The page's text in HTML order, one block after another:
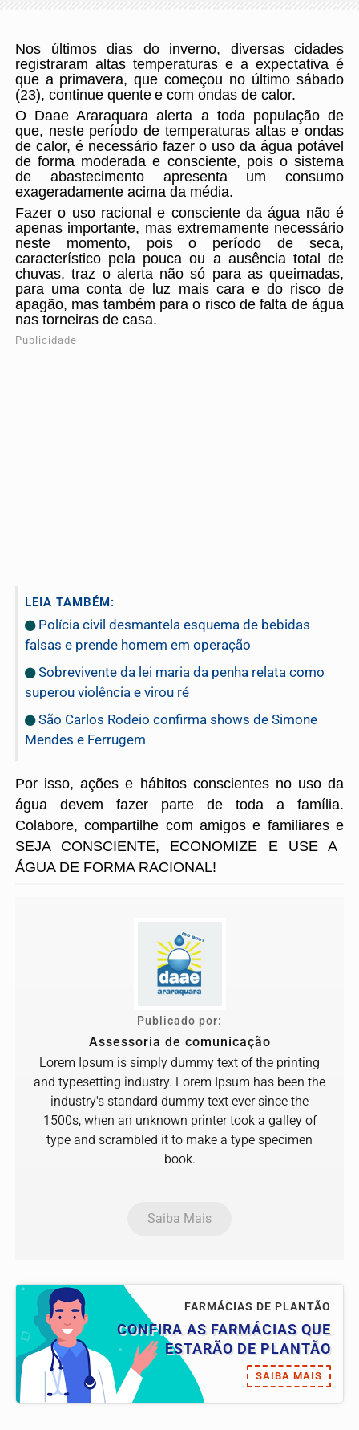
Nos últimos dias do inverno, diversas cidades
registraram altas temperaturas e a expectativa é
que a primavera, que começou no último sábado
(23), continue quente e com ondas de calor.
O Daae Araraquara alerta a toda população de
que, neste período de temperaturas altas e ondas
de calor, é necessário fazer o uso da água potável
de forma moderada e consciente, pois o sistema
de abastecimento apresenta um consumo
exageradamente acima da média.
Fazer o uso racional e consciente da água não é
apenas importante, mas extremamente necessário
neste momento, pois o período de seca,
característico pela pouca ou a ausência total de
chuvas, traz o alerta não só para as queimadas,
para uma conta de luz mais cara e do risco de
apagão, mas também para o risco de falta de água
nas torneiras de casa.
Publicidade
LEIA TAMBÉM:
Polícia civil desmantela esquema de bebidas
falsas e prende homem em operação
Sobrevivente da lei maria da penha relata como
superou violência e virou ré
São Carlos Rodeio confirma shows de Simone
Mendes e Ferrugem
Por isso, ações e hábitos conscientes no uso da
água devem fazer parte de toda a família.
Colabore, compartilhe com amigos e familiares e
SEJA CONSCIENTE, ECONOMIZE E USE A
ÁGUA DE FORMA RACIONAL!
Publicado por:
Assessoria de comunicação
Lorem Ipsum is simply dummy text of the printing
and typesetting industry. Lorem Ipsum has been the
industry's standard dummy text ever since the
1500s, when an unknown printer took a galley of
type and scrambled it to make a type specimen
book.
Saiba Mais
FARMÁCIAS DE PLANTÃO
CONFIRA AS FARMÁCIAS QUE
ESTARÃO DE PLANTÃO
SAIBA MAIS